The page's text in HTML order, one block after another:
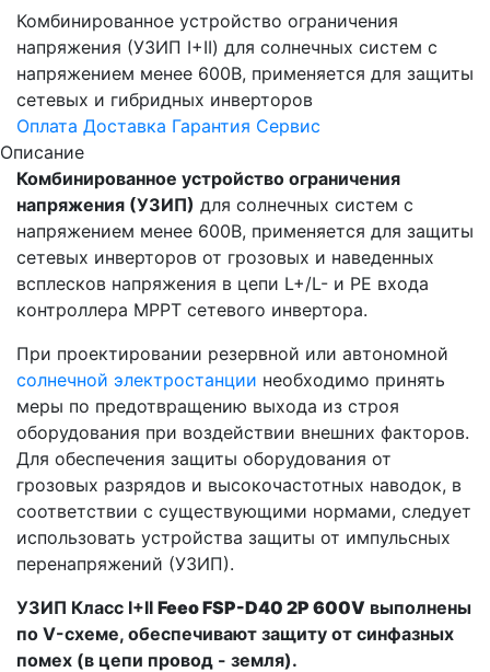
Комбинированное устройство ограничения
напряжения (УЗИП I+II) для солнечных систем с
напряжением менее 600В, применяется для защиты
сетевых и гибридных инверторов
Оплата Доставка Гарантия Сервис
Описание
Комбинированное устройство ограничения
напряжения (УЗИП) для солнечных систем с
напряжением менее 600В, применяется для защиты
сетевых инверторов от грозовых и наведенных
всплесков напряжения в цепи L+/L- и PE входа
контроллера MPPT сетевого инвертора.
При проектировании резервной или автономной
солнечной электростанции необходимо принять
меры по предотвращению выхода из строя
оборудования при воздействии внешних факторов.
Для обеспечения защиты оборудования от
грозовых разрядов и высокочастотных наводок, в
соответствии с существующими нормами, следует
использовать устройства защиты от импульсных
перенапряжений (УЗИП).
УЗИП Класс I+II Feeo FSP-D40 2P 600V выполнены
по V-схеме, обеспечивают защиту от синфазных
помех (в цепи провод - земля).